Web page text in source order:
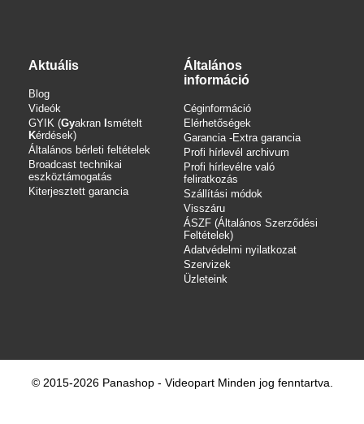
Aktuális
Blog
Videók
GYIK (Gyakran smételt
Kérdések)
Általános bérleti feltételek
Broadcast technikai
eszköztámogatás
Kiterjesztett garancia
Általános
információ
Céginformáció
Elérhetőségek
Garancia -Extra garancia
Profi hírlevél archivum
Profi hírlevélre való
feliratkozás
Szállítási módok
Visszáru
ÁSZF (Általános Szerződési
Feltételek)
Adatvédelmi nyilatkozat
Szervizek
Üzleteink
© 2015-2026 Panashop - Videopart Minden jog fenntartva.